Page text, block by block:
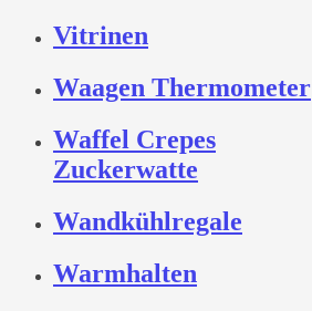
Vitrinen
Waagen Thermometer
Waffel Crepes
Zuckerwatte
Wandkühlregale
Warmhalten